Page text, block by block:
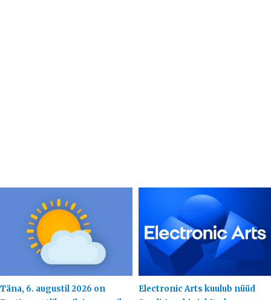
Täna, 6. augustil 2026 on
Electronic Arts kuulub nüüd